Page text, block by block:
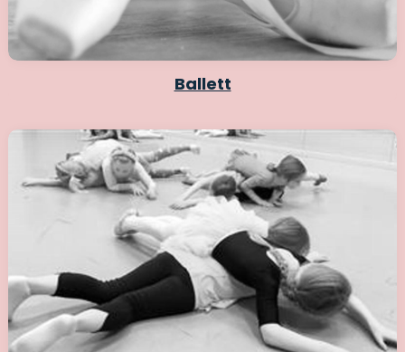
Ballett